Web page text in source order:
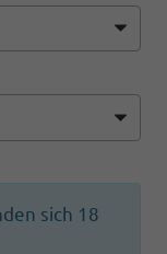
sich 18